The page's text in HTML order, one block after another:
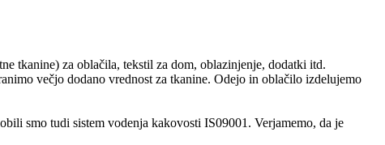
tkanine) za oblačila, tekstil za dom, oblazinjenje, dodatki itd.
večjo dodano vrednost za tkanine. Odejo in oblačilo izdelujemo
smo tudi sistem vodenja kakovosti IS09001. Verjamemo, da je